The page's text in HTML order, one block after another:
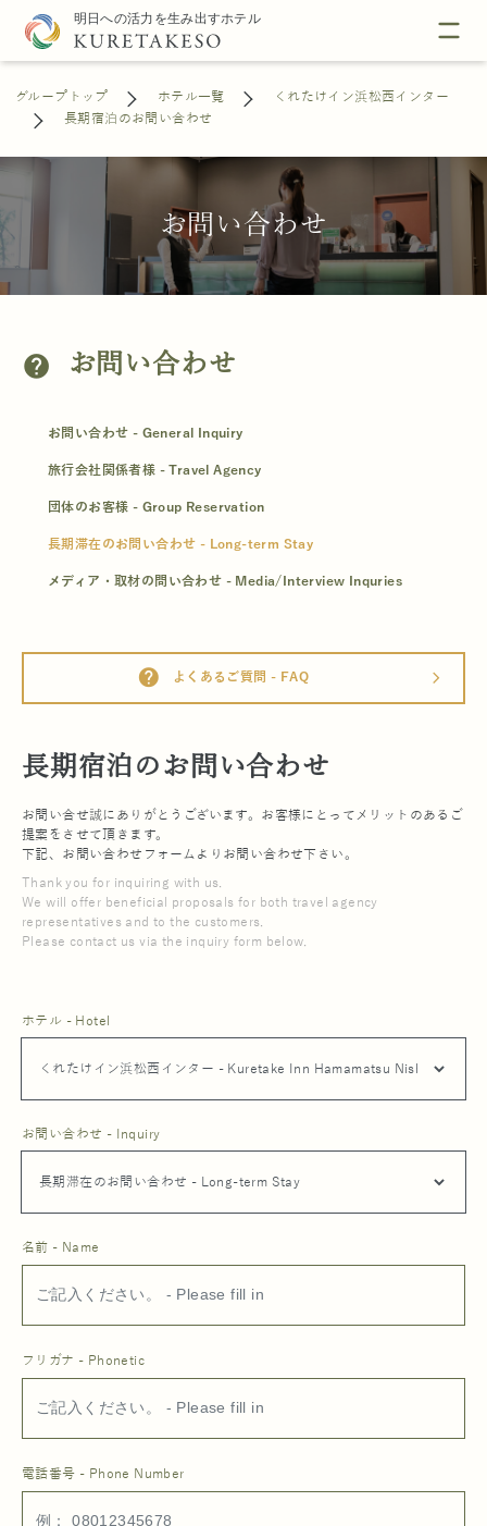
グループトップ ホテル一覧
くれたけイン浜松西インター
長期宿泊のお問い合わせ
お問い合わせ
help お問い合わせ
お問い合わせ - General Inquiry
旅行会社関係者様 - Travel Agency
団体のお客様 - Group Reservation
長期滞在のお問い合わせ - Long-term Stay
メディア・取材の問い合わせ - Media/Interview Inquries
help よくあるご質問 - FAQ arrow_forward_ios
長期宿泊のお問い合わせ
お問い合せ誠にありがとうございます。お客様にとってメリットのあるご
提案をさせて頂きます。
下記、お問い合わせフォームよりお問い合わせ下さい。
Thank you for inquiring with us.
We will offer beneficial proposals for both travel agency
representatives and to the customers.
Please contact us via the inquiry form below.
ホテル - Hotel
お問い合わせ - Inquiry
名前 - Name
フリガナ - Phonetic
電話番号 - Phone Number